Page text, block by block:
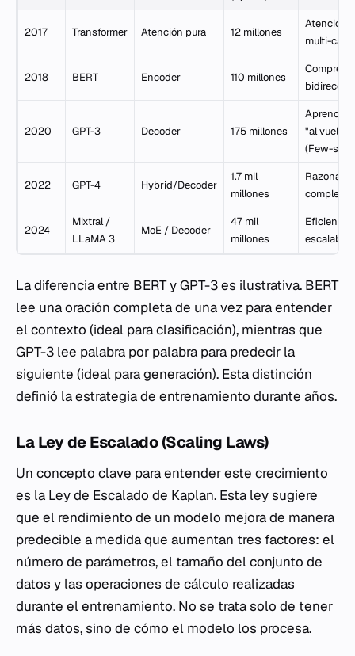
2017 Transformer Atención pura 12 millones
Atención
multi-
2018 BERT Encoder 110 millones
2020 GPT-3 Decoder 175 millones
"al vuelo"
(Few-
2022 GPT-4 Hybrid/Decoder
1.7 mil
millones
complejo
2024
Mixtral /
LLaMA 3
MoE / Decoder
47 mil
millones
Eficiencia
La diferencia entre BERT y GPT-3 es ilustrativa. BERT
lee una oración completa de una vez para entender
el contexto (ideal para clasificación), mientras que
GPT-3 lee palabra por palabra para predecir la
siguiente (ideal para generación). Esta distinción
definió la estrategia de entrenamiento durante años.
La Ley de Escalado (Scaling Laws)
Un concepto clave para entender este crecimiento
es la Ley de Escalado de Kaplan. Esta ley sugiere
que el rendimiento de un modelo mejora de manera
predecible a medida que aumentan tres factores: el
número de parámetros, el tamaño del conjunto de
datos y las operaciones de cálculo realizadas
durante el entrenamiento. No se trata solo de tener
más datos, sino de cómo el modelo los procesa.